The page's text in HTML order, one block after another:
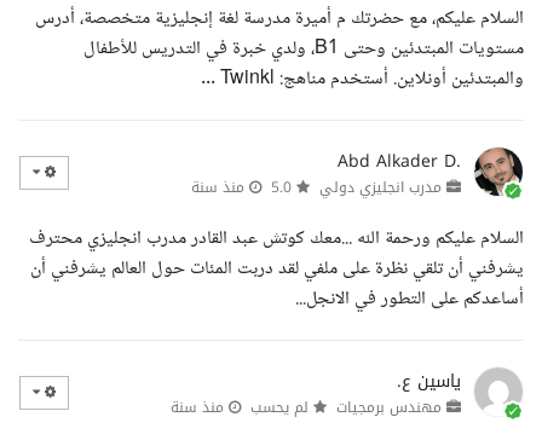
السلام عليكم، مع حضرتك م أميرة مدرسة لغة إنجليزية متخصصة، أدرس
مستويات المبتدئين وحتى B1، ولدي خبرة في التدريس للأطفال
والمبتدئين أونلاين. أستخدم مناهج: Twinkl ...
Abd Alkader D.
مدرب انجليزي دولي منذ سنة
السلام عليكم ورحمة الله ...معك كوتش عبد القادر مدرب انجليزي محترف
يشرفني أن تلقي نظرة على ملفي لقد دربت المئات حول العالم يشرفني أن
أساعدكم على التطور في الانجل...
ياسين ع.
مهندس برمجيات لم يحسب منذ سنة